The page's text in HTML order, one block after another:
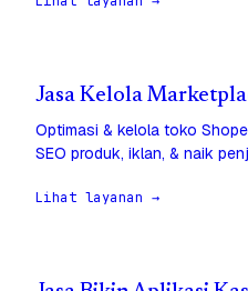
Jasa Kelola
Optimasi & kelola toko
SEO produk, iklan, & naik
Lihat layanan →